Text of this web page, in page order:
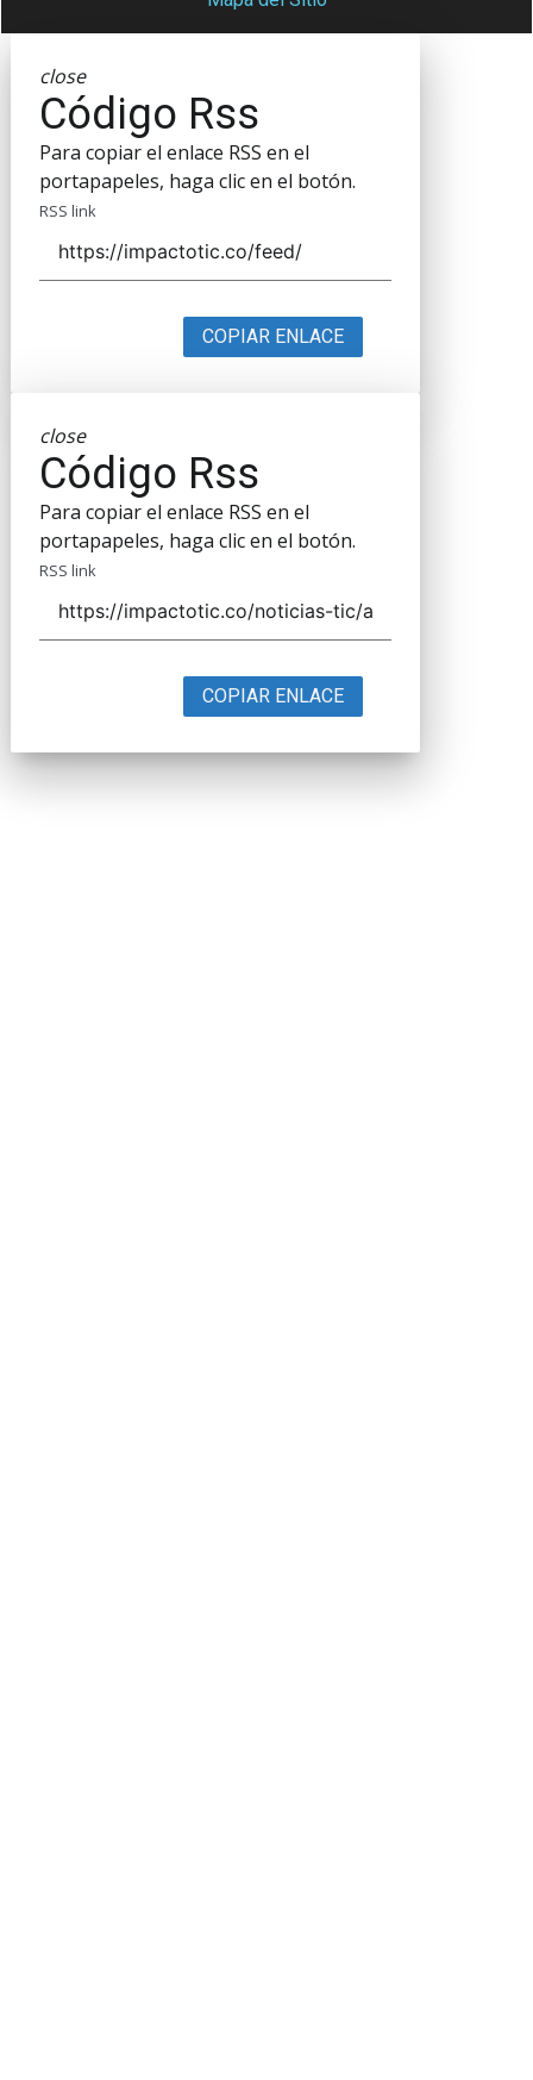
close
Código Rss
Para copiar el enlace RSS en el
portapapeles, haga clic en el botón.
RSS link
COPIAR ENLACE
close
Código Rss
Para copiar el enlace RSS en el
portapapeles, haga clic en el botón.
RSS link
COPIAR ENLACE